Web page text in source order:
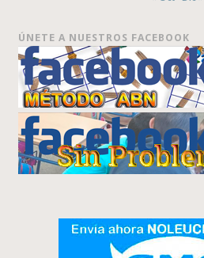
ÚNETE A NUESTROS FACEBOOK